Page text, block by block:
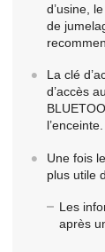
d’usine,
de
La clé
d’accès
l’enceinte.
Une fois
plus utile
Les
après